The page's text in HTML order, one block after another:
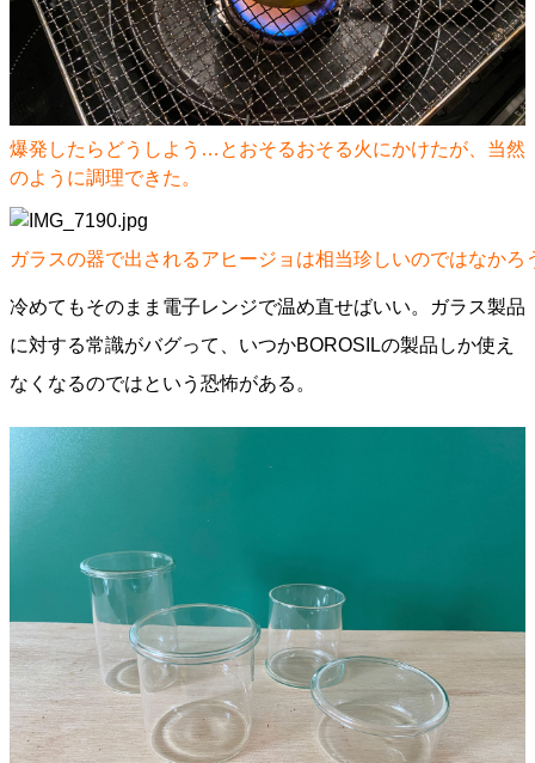
爆発したらどうしよう…とおそるおそる火にかけたが、当然
のように調理できた。
ガラスの器で出されるアヒージョは相当珍しいのではなか
冷めてもそのまま電子レンジで温め直せばいい。ガラス製品
に対する常識がバグって、いつかBOROSILの製品しか使え
なくなるのではという恐怖がある。